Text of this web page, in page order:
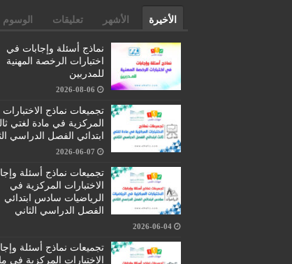
الأخيرة الأشهر تعليقات الوسوم
نماذج أسئلة وإجابات في
اختبارات الرخصة المهنية
للمدربين
2026-08-06
تجميعات نماذج الاختبارات
المركزية في مادة لغتي
ابتدائي الفصل الدراسي
2026-06-07
تجميعات نماذج أسئلة
الاختبارات المركزية في
الرياضيات سادس ابتدائي
الفصل الدراسي الثاني
2026-06-04
تجميعات نماذج أسئلة
الاختبارات المركزية في